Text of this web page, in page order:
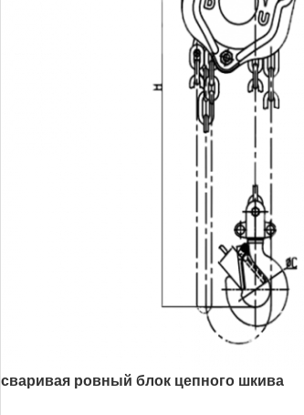
сваривая ровный блок цепного шкива